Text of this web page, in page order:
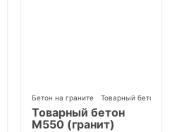
Бетон на граните Товарный бетон
Товарный бетон
М550 (гранит)